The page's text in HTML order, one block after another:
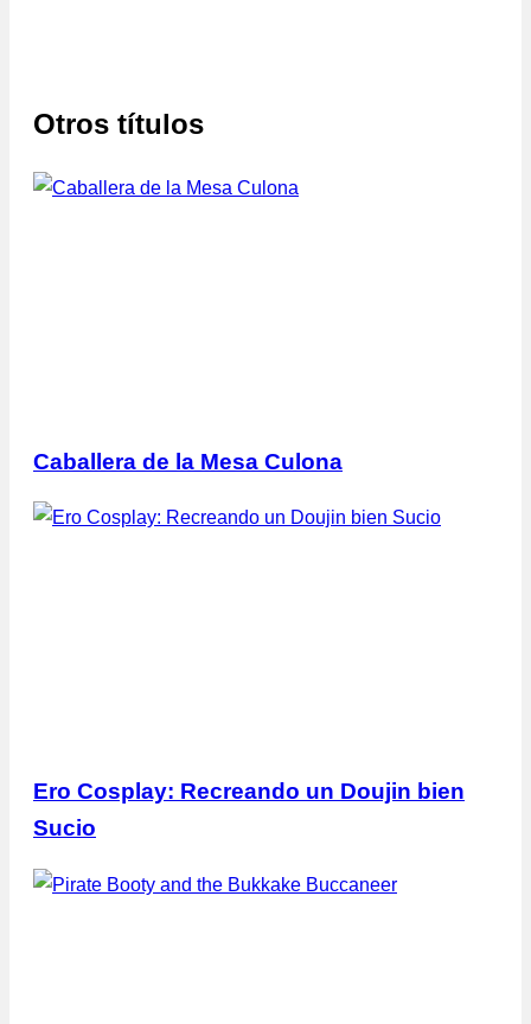
Otros títulos
Caballera de la Mesa Culona
Ero Cosplay: Recreando un Doujin bien
Sucio